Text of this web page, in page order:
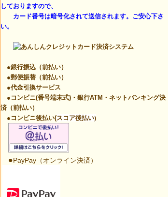
しておりますので、
カード番号は暗号化されて送信されます。ご安心下さ
い。
●銀行振込（前払い）
●郵便振替（前払い）
●代金引換サービス
●コンビニ(番号端末式)・銀行ATM・ネットバンキング決
済（前払い）
●コンビニ後払い(スコア後払い)
●PayPay（オンライン決済）